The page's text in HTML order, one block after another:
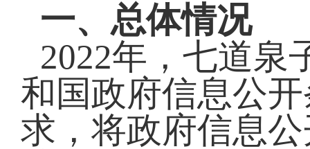
一、 总体情况
2022年， 七道泉
和国政府信息公
求，将政府信息